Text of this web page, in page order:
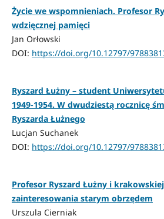
Życie we wspomnieniach. Profesor
wdzięcznej pamięci
Jan Orłowski
DOI: https://doi.org/10.12797/
Ryszard Łużny – student
1949-1954. W dwudziestą rocznicę
Ryszarda Łużnego
Lucjan Suchanek
DOI: https://doi.org/10.12797/
Profesor Ryszard Łużny i
zainteresowania starym obrzędem
Urszula Cierniak